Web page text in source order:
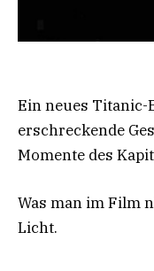
Ein neues
erschreckende
Momente des
Was man im Film
Licht.